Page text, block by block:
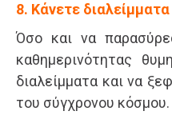
8. Κάνετε διαλείμματα
Όσο και να
καθημερινότητας
διαλείμματα και να
του σύγχρονου κόσμου.